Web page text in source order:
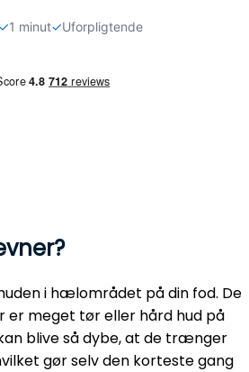
i hælområdet på din fod. De
er meget tør eller hård hud på
blive så dybe, at de trænger
gør selv den korteste gang